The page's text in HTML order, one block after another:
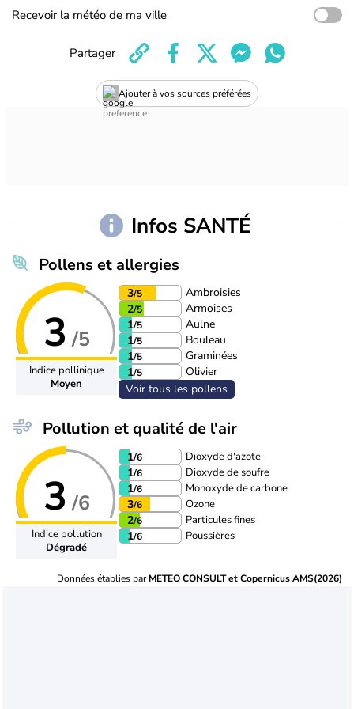
Recevoir la météo de ma ville
Ajouter à vos sources préférées
Partager
Infos SANTÉ
Pollens et allergies
3 /5
Indice pollinique
Moyen
3/5
Ambroisies
2/5
Armoises
1/5
Aulne
1/5
Bouleau
1/5
Graminées
1/5
Olivier
Voir tous les pollens
Pollution et qualité de l'air
3 /6
Indice pollution
Dégradé
1/6 Dioxyde d'azote
1/6 Dioxyde de soufre
1/6 Monoxyde de carbone
3/6 Ozone
2/6 Particules fines
1/6 Poussières
Données établies parMETEO CONSULT et Copernicus AMS(2026)